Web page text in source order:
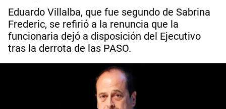
Eduardo Villalba, que fue segundo de Sabrina
Frederic, se refirió a la renuncia que la
funcionaria dejó a disposición del Ejecutivo
tras la derrota de las PASO.